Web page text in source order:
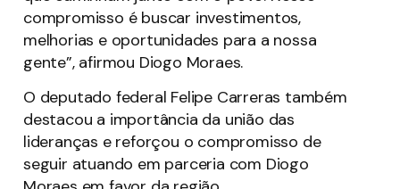
compromisso é buscar investimentos,
melhorias e oportunidades para a nossa
gente”, afirmou Diogo Moraes.
O deputado federal Felipe Carreras também
destacou a importância da união das
lideranças e reforçou o compromisso de
seguir atuando em parceria com Diogo